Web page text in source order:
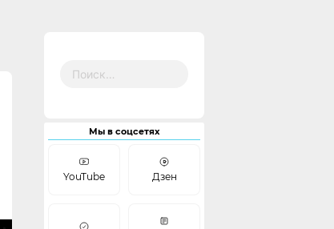
Мы в соцсетях
YouTube Дзен